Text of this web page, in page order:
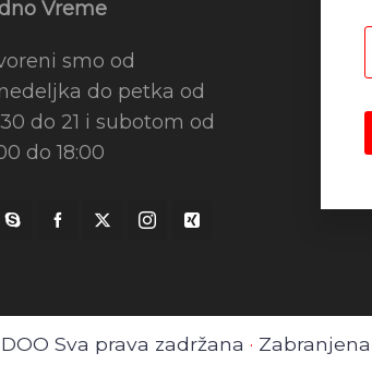
Vreme
smo od
do petka od
do 21 i subotom od
do 18:00
Sva prava zadržana ·